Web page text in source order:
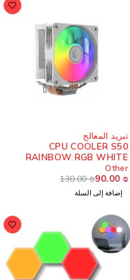
تبريد المعالج
CPU COOLER S50
RAINBOW RGB WHITE
Other
130.00₪90.00
إضافة إلى السلة